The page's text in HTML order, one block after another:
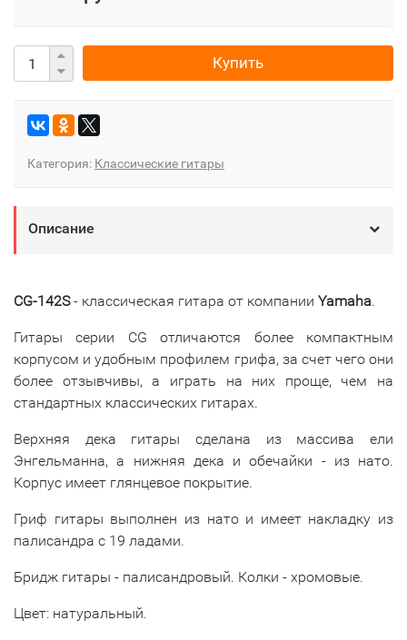
Купить
Категория: Классические гитары
Описание
CG-142S- классическая гитара от компании Yamaha.
Гитары серии CG отличаются более компактным
корпусом и удобным профилем грифа, за счет чего они
более отзывчивы, а играть на них проще, чем на
стандартных классических гитарах.
Верхняя дека гитары сделана из массива ели
Энгельманна, а нижняя дека и обечайки - из нато.
Корпус имеет глянцевое покрытие.
Гриф гитары выполнен из нато и имеет накладку из
палисандра с 19 ладами.
Бридж гитары - палисандровый. Колки - хромовые.
Цвет: натуральный.